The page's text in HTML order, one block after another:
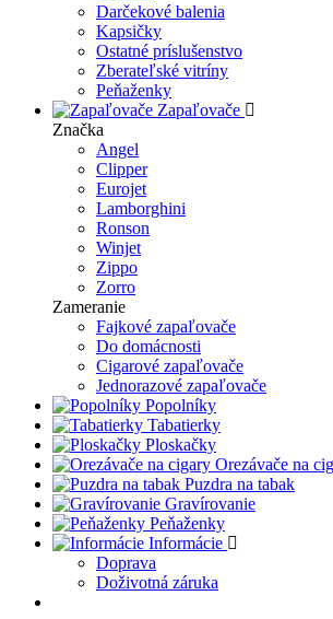
Darčekové balenia
Kapsičky
Ostatné príslušenstvo
Zberateľské vitríny
Peňaženky
Zapaľovače
Značka
Angel
Clipper
Eurojet
Lamborghini
Ronson
Winjet
Zippo
Zorro
Zameranie
Fajkové zapaľovače
Do domácnosti
Cigarové zapaľovače
Jednorazové zapaľovače
Popolníky
Tabatierky
Ploskačky
Orezávače na
Puzdra na tabak
Gravírovanie
Peňaženky
Informácie
Doprava
Doživotná záruka